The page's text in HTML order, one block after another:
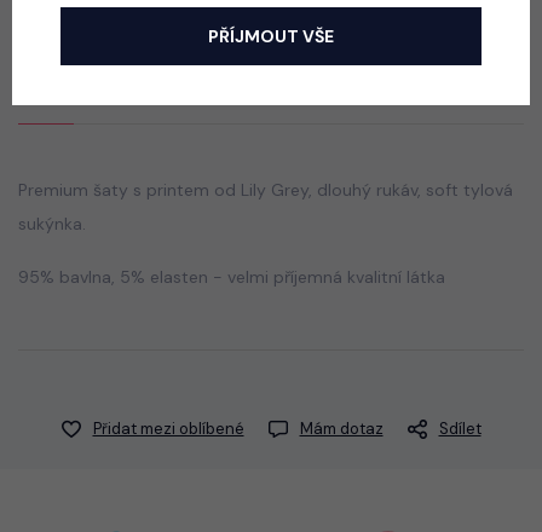
650 Kč
Premium šaty s printem od Lily Grey, dlouhý rukáv, soft tylová
sukýnka.
95% bavlna, 5% elasten - velmi příjemná kvalitní látka
Přidat mezi oblíbené Mám dotaz Sdílet
PŘÍJMOUT VŠE